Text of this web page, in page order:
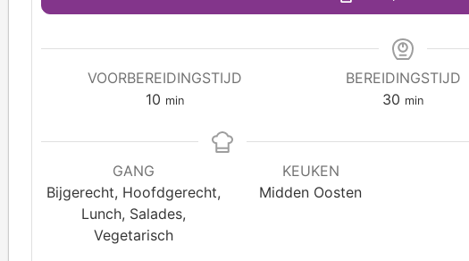
VOORBEREIDINGSTIJD
10 min
BEREIDINGSTIJD
30 min
GANG
Bijgerecht, Hoofdgerecht,
Lunch, Salades,
Vegetarisch
KEUKEN
Midden Oosten